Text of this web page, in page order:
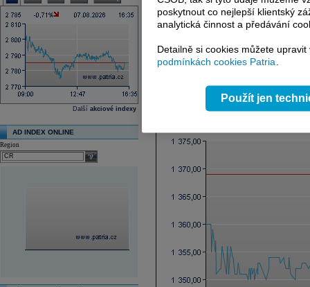
Další akciové indexy
AD INDEX ONLINE
Region
select
Ex-dividenda den
Průměrná cílová cena
Reklama
poskytnout co nejlepší klientský
analytická činnost a předávání
Detailně si cookies můžete
podmínkách cookies Patria.
Použít jen